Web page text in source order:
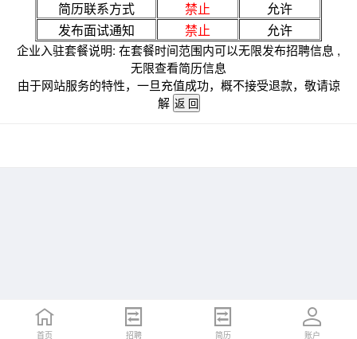
简历联系方式
禁止
允许
发布面试通知
禁止 允许
企业入驻套餐说明: 在套餐时间范围内可以无限发布招聘信息 ,
无限查看简历信息
由于网站服务的特性，一旦充值成功，概不接受退款，敬请谅
解
首页 招聘 简历 账户